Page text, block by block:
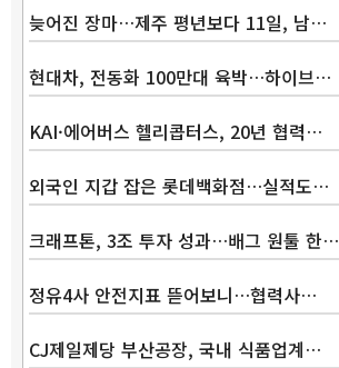
늦어진 장마…제주 평년보다 11일, 남…
현대차, 전동화 100만대 육박…하이브…
KAI·에어버스 헬리콥터스, 20년 협력…
외국인 지갑 잡은 롯데백화점…실적도…
크래프톤, 3조 투자 성과…배그 원툴 한…
정유4사 안전지표 뜯어보니…협력사…
CJ제일제당 부산공장, 국내 식품업계…